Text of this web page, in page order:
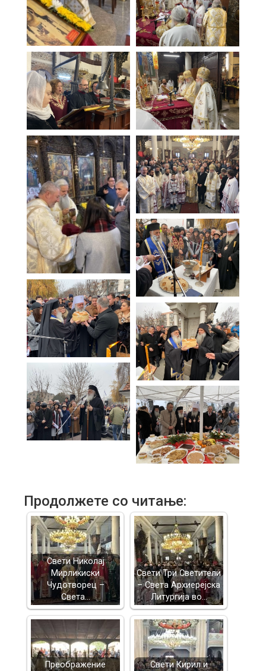
Продолжете со читање:
Свети Николај
Мирликиски
Чудотворец –
Света…
Свети Три Светители
– Света Архиерејска
Литургија во…
Преображение
Свети Кирил и